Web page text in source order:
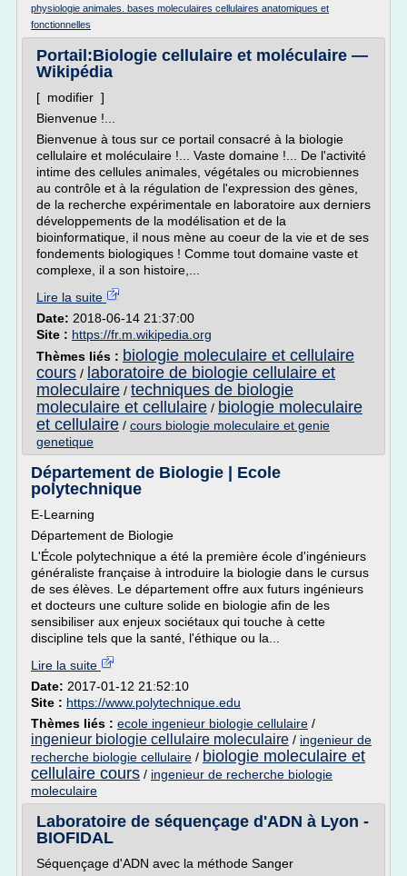
physiologie animales. bases moleculaires cellulaires anatomiques et
fonctionnelles
Portail:Biologie cellulaire et moléculaire —
Wikipédia
[ modifier ]
Bienvenue !...
Bienvenue à tous sur ce portail consacré à la biologie
cellulaire et moléculaire !... Vaste domaine !... De l'activité
intime des cellules animales, végétales ou microbiennes
au contrôle et à la régulation de l'expression des gènes,
de la recherche expérimentale en laboratoire aux derniers
développements de la modélisation et de la
bioinformatique, il nous mène au coeur de la vie et de ses
fondements biologiques ! Comme tout domaine vaste et
complexe, il a son histoire,...
Lire la suite
Date: 2018-06-14 21:37:00
Site : https://fr.m.wikipedia.org
Thèmes liés : biologie moleculaire et cellulaire
cours / laboratoire de biologie cellulaire et
moleculaire / techniques de biologie
moleculaire et cellulaire / biologie moleculaire
et cellulaire / cours biologie moleculaire et genie
genetique
Département de Biologie | Ecole
polytechnique
E-Learning
Département de Biologie
L'École polytechnique a été la première école d'ingénieurs
généraliste française à introduire la biologie dans le cursus
de ses élèves. Le département offre aux futurs ingénieurs
et docteurs une culture solide en biologie afin de les
sensibiliser aux enjeux sociétaux qui touche à cette
discipline tels que la santé, l'éthique ou la...
Lire la suite
Date: 2017-01-12 21:52:10
Site : https://www.polytechnique.edu
Thèmes liés : ecole ingenieur biologie cellulaire /
ingenieur biologie cellulaire moleculaire / ingenieur de
recherche biologie cellulaire / biologie moleculaire et
cellulaire cours / ingenieur de recherche biologie
moleculaire
Laboratoire de séquençage d'ADN à Lyon -
BIOFIDAL
Séquençage d'ADN avec la méthode Sanger